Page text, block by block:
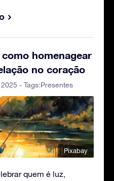
homenagear
no coração
- Tags:Presentes
Pixabay
quem é luz,